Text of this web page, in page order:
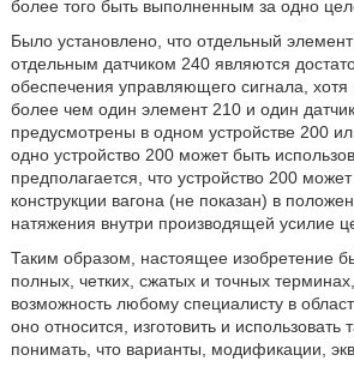
более того быть выполненным за одно
Было установлено, что отдельный
отдельным датчиком 240 являются
обеспечения управляющего сигнала, хотя
более чем один элемент 210 и один
предусмотрены в одном устройстве 200
одно устройство 200 может быть
предполагается, что устройство 200
конструкции вагона (не показан) в
натяжения внутри производящей усилие
Таким образом, настоящее изобретение
полных, четких, сжатых и точных
возможность любому специалисту в
оно относится, изготовить и использовать
понимать, что варианты, модификации,